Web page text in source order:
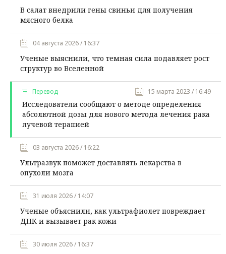
В салат внедрили гены свиньи для получения
мясного белка
04 августа 2026 / 16:37
Ученые выяснили, что темная сила подавляет рост
структур во Вселенной
Перевод 15 марта 2023 / 16:49
Исследователи сообщают о методе определения
абсолютной дозы для нового метода лечения рака
лучевой терапией
03 августа 2026 / 16:22
Ультразвук поможет доставлять лекарства в
опухоли мозга
31 июля 2026 / 14:07
Ученые объяснили, как ультрафиолет повреждает
ДНК и вызывает рак кожи
30 июля 2026 / 16:37